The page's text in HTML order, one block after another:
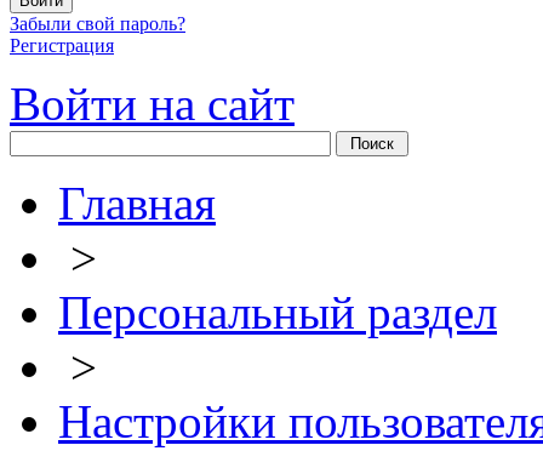
Забыли свой пароль?
Регистрация
Войти на сайт
Главная
>
Персональный раздел
>
Настройки